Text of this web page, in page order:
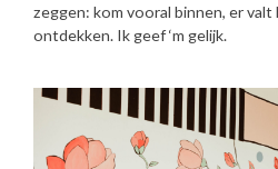
zeggen: kom vooral binnen, er valt
ontdekken. Ik geef ‘m gelijk.